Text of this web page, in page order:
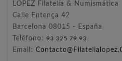
LÓPEZ Filatelia & Numismática
Calle Entença 42
Barcelona 08015 - España
Teléfono: 93 325 79 93
Email: